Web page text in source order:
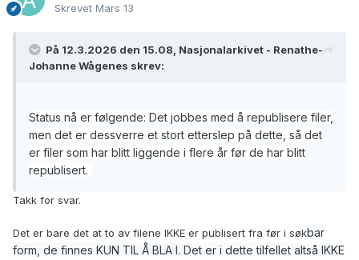
Skrevet Mars 13
På 12.3.2026 den 15.08, Nasjonalarkivet - Renathe-
Johanne Wågenes skrev:
Status nå er følgende: Det jobbes med å republisere filer,
men det er dessverre et stort etterslep på dette, så det
er filer som har blitt liggende i flere år før de har blitt
republisert.
Takk for svar.
Det er bare det at to av filene IKKE er publisert fra før i søkbar
form, de finnes KUN TIL Å BLA I. Det er i dette tilfellet altså IKKE